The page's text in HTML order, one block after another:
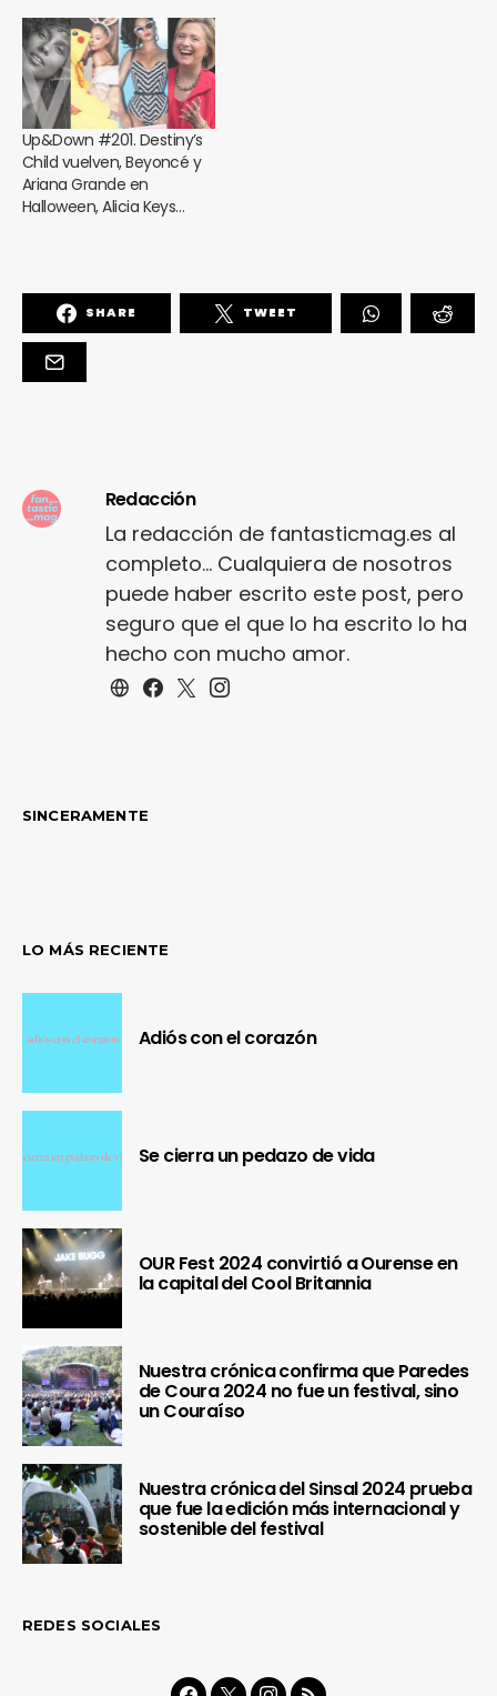
Up&Down #201. Destiny’s
Child vuelven, Beyoncé y
Ariana Grande en
Halloween, Alicia Keys…
SHARE TWEET
Redacción
La redacción de fantasticmag.es al
completo... Cualquiera de nosotros
puede haber escrito este post, pero
seguro que el que lo ha escrito lo ha
hecho con mucho amor.
SINCERAMENTE
LO MÁS RECIENTE
Adiós con el corazón
Se cierra un pedazo de vida
OUR Fest 2024 convirtió a Ourense en
la capital del Cool Britannia
Nuestra crónica confirma que Paredes
de Coura 2024 no fue un festival, sino
un Couraíso
Nuestra crónica del Sinsal 2024 prueba
que fue la edición más internacional y
sostenible del festival
REDES SOCIALES